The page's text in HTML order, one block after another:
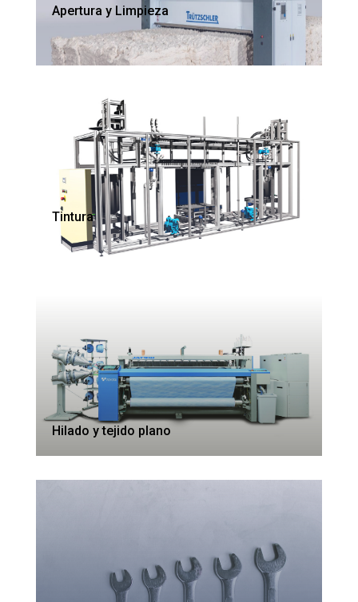
Apertura y Limpieza
Tintura
Hilado y tejido plano